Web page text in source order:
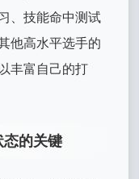
、技能命中测试
他高水平选手的
丰富自己的打
态的关键